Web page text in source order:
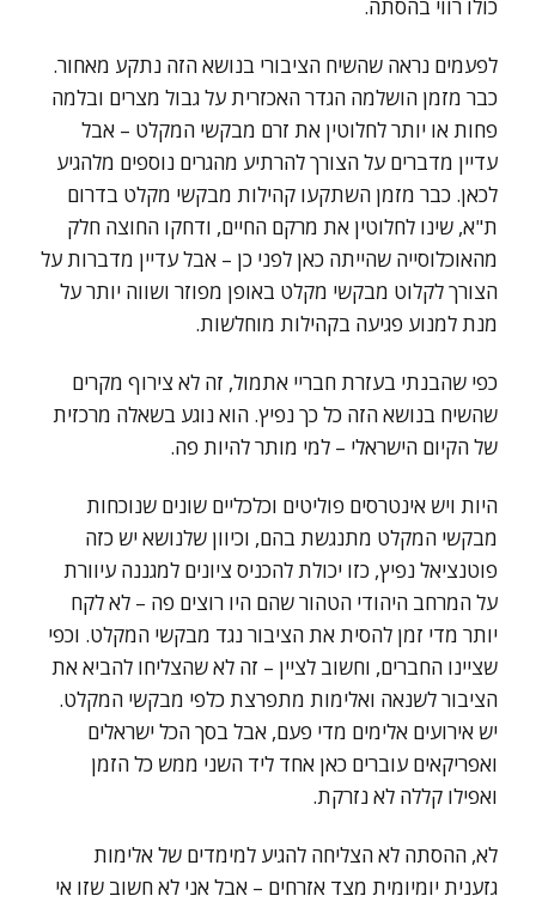
כולו רווי בהסתה.
לפעמים נראה שהשיח הציבורי בנושא הזה נתקע מאחור.
כבר מזמן הושלמה הגדר האכזרית על גבול מצרים ובלמה
פחות או יותר לחלוטין את זרם מבקשי המקלט – אבל
עדיין מדברים על הצורך להרתיע מהגרים נוספים מלהגיע
לכאן. כבר מזמן השתקעו קהילות מבקשי מקלט בדרום
ת"א, שינו לחלוטין את מרקם החיים, ודחקו החוצה חלק
מהאוכלוסייה שהייתה כאן לפני כן – אבל עדיין מדברות על
הצורך לקלוט מבקשי מקלט באופן מפוזר ושווה יותר על
מנת למנוע פגיעה בקהילות מוחלשות.
כפי שהבנתי בעזרת חבריי אתמול, זה לא צירוף מקרים
שהשיח בנושא הזה כל כך נפיץ. הוא נוגע בשאלה מרכזית
של הקיום הישראלי – למי מותר להיות פה.
היות ויש אינטרסים פוליטים וכלכליים שונים שנוכחות
מבקשי המקלט מתנגשת בהם, וכיוון שלנושא יש כזה
פוטנציאל נפיץ, כזו יכולת להכניס ציונים למגננה עיוורת
על המרחב היהודי הטהור שהם היו רוצים פה – לא לקח
יותר מדי זמן להסית את הציבור נגד מבקשי המקלט. וכפי
שציינו החברים, וחשוב לציין – זה לא שהצליחו להביא את
הציבור לשנאה ואלימות מתפרצת כלפי מבקשי המקלט.
יש אירועים אלימים מדי פעם, אבל בסך הכל ישראלים
ואפריקאים עוברים כאן אחד ליד השני ממש כל הזמן
ואפילו קללה לא נזרקת.
לא, ההסתה לא הצליחה להגיע למימדים של אלימות
גזענית יומיומית מצד אזרחים – אבל אני לא חשוב שזו אי